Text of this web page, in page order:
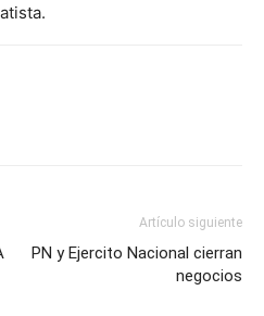
Artículo siguiente
PN y Ejercito Nacional cierran
negocios